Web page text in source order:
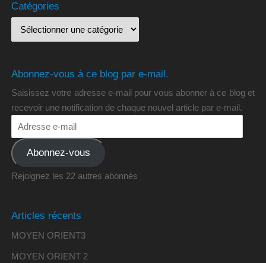
Catégories
Abonnez-vous à ce blog par e-mail.
Saisissez votre adresse e-mail pour vous abonner à ce blog et
recevoir une notification de chaque nouvel article par e-mail.
Abonnez-vous
Rejoignez les 22 autres abonnés
Articles récents
MOYEN ORIENT3
MOYEN ORIENT 2